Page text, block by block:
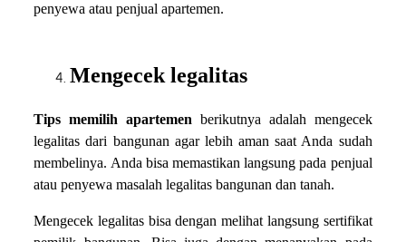
penyewa atau penjual apartemen.
Mengecek legalitas
Tips memilih apartemen berikutnya adalah mengecek
legalitas dari bangunan agar lebih aman saat Anda sudah
membelinya. Anda bisa memastikan langsung pada penjual
atau penyewa masalah legalitas bangunan dan tanah.
Mengecek legalitas bisa dengan melihat langsung sertifikat